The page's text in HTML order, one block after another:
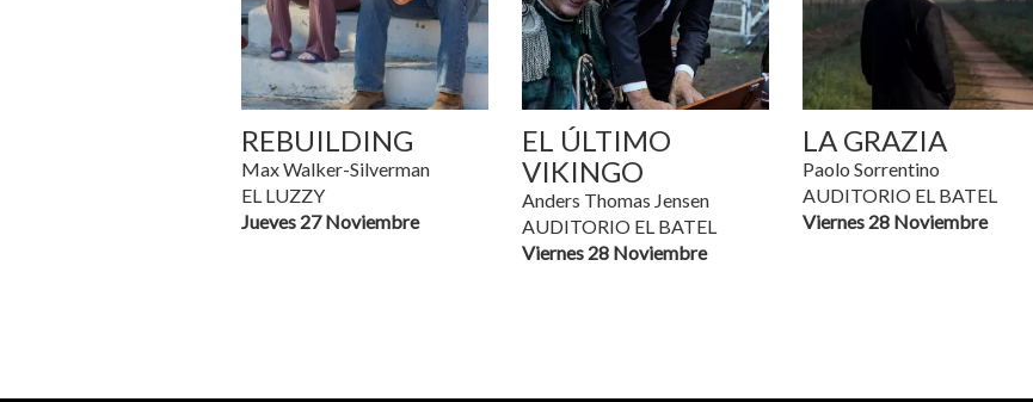
REBUILDING
Max Walker-Silverman
EL LUZZY
Jueves 27 Noviembre
EL ÚLTIMO
VIKINGO
Anders Thomas Jensen
AUDITORIO EL BATEL
Viernes 28 Noviembre
LA GRAZIA
Paolo Sorrentino
AUDITORIO EL BATEL
Viernes 28 Noviembre